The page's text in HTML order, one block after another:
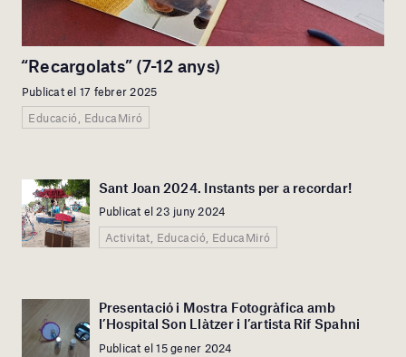
“Recargolats” (7-12 anys)
Publicat el 17 febrer 2025
Educació, EducaMiró
Sant Joan 2024. Instants per a recordar!
Publicat el 23 juny 2024
Activitat, Educació, EducaMiró
Presentació i Mostra Fotogràfica amb
l’Hospital Son Llàtzer i l’artista Rif Spahni
Publicat el 15 gener 2024